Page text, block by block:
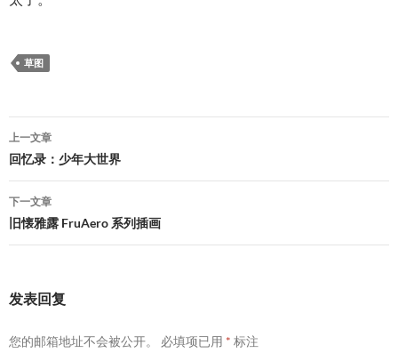
草图
文
章
导
航
上一文章
回忆录：少年大世界
下一文章
旧懐雅露 FruAero 系列插画
发表回复
您的邮箱地址不会被公开。 必填项已用 * 标注